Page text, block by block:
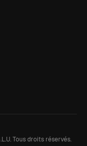
Tous droits réservés.